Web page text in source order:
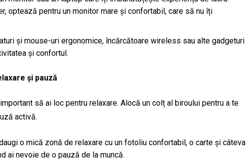
optează pentru un monitor mare și confortabil, care să nu îți
și mouse-uri ergonomice, încărcătoare wireless sau alte gadgeturi
și confortul.
și pauză
să ai loc pentru relaxare. Alocă un colț al biroului pentru a te
activă.
o mică zonă de relaxare cu un fotoliu confortabil, o carte și câteva
ai nevoie de o pauză de la muncă.